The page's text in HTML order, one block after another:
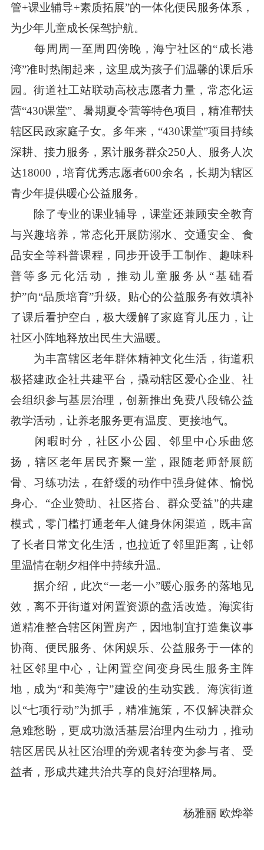
管+课业辅导+素质拓展”的一体化便民服务体系，
为少年儿童成长保驾护航。
每周周一至周四傍晚，海宁社区的“成长港
湾”准时热闹起来，这里成为孩子们温馨的课后乐
园。街道社工站联动高校志愿者力量，常态化运
营“430课堂”、暑期夏令营等特色项目，精准帮扶
辖区民政家庭子女。多年来，“430课堂”项目持续
深耕、接力服务，累计服务群众250人、服务人次
达18000，培育优秀志愿者600余名，长期为辖区
青少年提供暖心公益服务。
除了专业的课业辅导，课堂还兼顾安全教育
与兴趣培养，常态化开展防溺水、交通安全、食
品安全等科普课程，同步开设手工制作、趣味科
普等多元化活动，推动儿童服务从“基础看
护”向“品质培育”升级。贴心的公益服务有效填补
了课后看护空白，极大缓解了家庭育儿压力，让
社区小阵地释放出民生大温暖。
为丰富辖区老年群体精神文化生活，街道积
极搭建政企社共建平台，撬动辖区爱心企业、社
会组织参与基层治理，创新推出免费八段锦公益
教学活动，让养老服务更有温度、更接地气。
闲暇时分，社区小公园、邻里中心乐曲悠
扬，辖区老年居民齐聚一堂，跟随老师舒展筋
骨、习练功法，在舒缓的动作中强身健体、愉悦
身心。“企业赞助、社区搭台、群众受益”的共建
模式，零门槛打通老年人健身休闲渠道，既丰富
了长者日常文化生活，也拉近了邻里距离，让邻
里温情在朝夕相伴中持续升温。
据介绍，此次“一老一小”暖心服务的落地见
效，离不开街道对闲置资源的盘活改造。海滨街
道精准整合辖区闲置房产，因地制宜打造集议事
协商、便民服务、休闲娱乐、公益服务于一体的
社区邻里中心，让闲置空间变身民生服务主阵
地，成为“和美海宁”建设的生动实践。海滨街道
以“七项行动”为抓手，精准施策，不仅解决群众
急难愁盼，更成功激活基层治理内生动力，推动
辖区居民从社区治理的旁观者转变为参与者、受
益者，形成共建共治共享的良好治理格局。
杨雅丽 欧烨举